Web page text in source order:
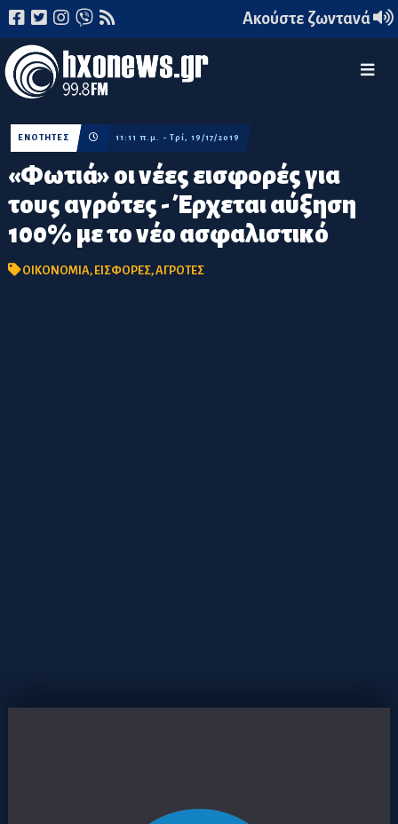
Ακούστε ζωντανά
«Φωτιά» οι νέες εισφορές για
τους αγρότες - Έρχεται αύξηση
100% με το νέο ασφαλιστικό
ΕΝΟΤΗΤΕΣ 11:11 π.μ. - Τρί, 19/17/2019
ΟΙΚΟΝΟΜΙΑ, ΕΙΣΦΟΡΕΣ,ΑΓΡΟΤΕΣ